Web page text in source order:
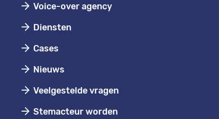
Voice-over agency
Diensten
Cases
Nieuws
Veelgestelde vragen
Stemacteur worden